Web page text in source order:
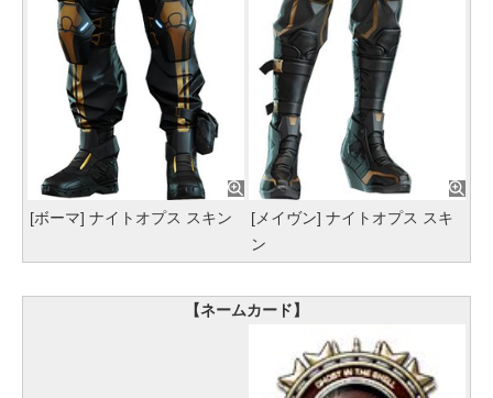
[ボーマ] ナイトオプス スキン
[メイヴン] ナイトオプス スキ
ン
【ネームカード】